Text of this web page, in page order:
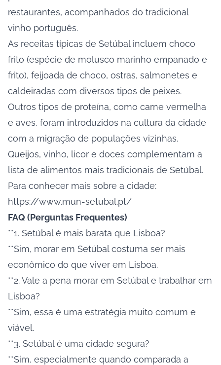
restaurantes, acompanhados do tradicional
vinho português.
As receitas típicas de Setúbal incluem choco
frito (espécie de molusco marinho empanado e
frito), feijoada de choco, ostras, salmonetes e
caldeiradas com diversos tipos de peixes.
Outros tipos de proteína, como carne vermelha
e aves, foram introduzidos na cultura da cidade
com a migração de populações vizinhas.
Queijos, vinho, licor e doces complementam a
lista de alimentos mais tradicionais de Setúbal.
Para conhecer mais sobre a cidade:
https://www.mun-setubal.pt/
FAQ (Perguntas Frequentes)
**1. Setúbal é mais barata que Lisboa?
**Sim, morar em Setúbal costuma ser mais
econômico do que viver em Lisboa.
**2. Vale a pena morar em Setúbal e trabalhar em
Lisboa?
**Sim, essa é uma estratégia muito comum e
viável.
**3. Setúbal é uma cidade segura?
**Sim, especialmente quando comparada a